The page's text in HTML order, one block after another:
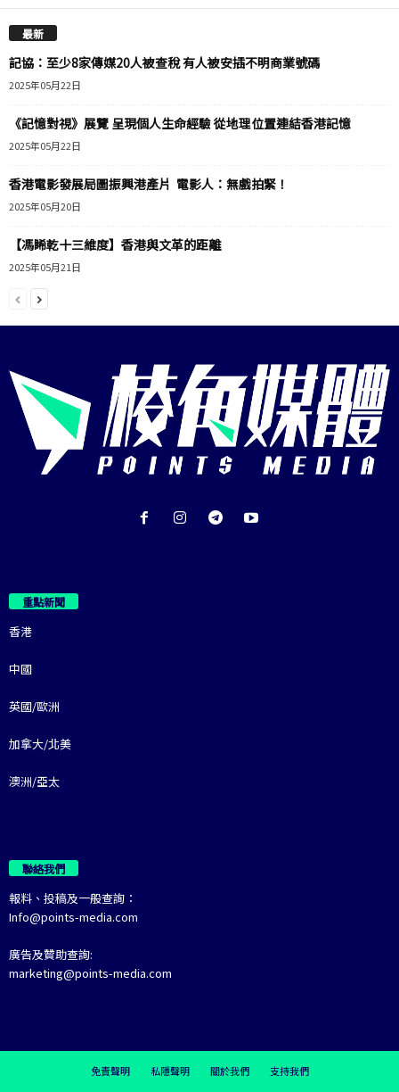
最新
記協：至少8家傳媒20人被查稅 有人被安插不明商業號碼
2025年05月22日
《記憶對視》展覽 呈現個人生命經驗 從地理位置連結香港記憶
2025年05月22日
香港電影發展局圖振興港產片 電影人：無戲拍緊！
2025年05月20日
【馮睎乾十三維度】香港與文革的距離
2025年05月21日
重點新聞
香港
中國
英國/歐洲
加拿大/北美
澳洲/亞太
聯絡我們
報料、投稿及一般查詢：
Info@points-media.com
廣告及贊助查詢:
marketing@points-media.com
免責聲明 私隱聲明 關於我們 支持我們